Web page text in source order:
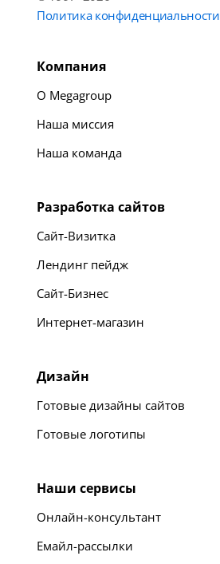
Политика конфиденциальности
Компания
О Megagroup
Наша миссия
Наша команда
Разработка сайтов
Сайт-Визитка
Лендинг пейдж
Сайт-Бизнес
Интернет-магазин
Дизайн
Готовые дизайны сайтов
Готовые логотипы
Наши сервисы
Онлайн-консультант
Емайл-рассылки